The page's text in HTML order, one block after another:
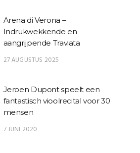
Arena di Verona –
Indrukwekkende en
aangrijpende Traviata
27 AUGUSTUS 2025
Jeroen Dupont speelt een
fantastisch vioolrecital voor 30
mensen
7 JUNI 2020